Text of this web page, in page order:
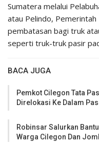
Sumatera melalui
atau Pelindo,
pembatasan bagi truk
seperti truk-truk pasir
BACA JUGA
Pemkot Cilegon Tata
Direlokasi Ke Dalam
Robinsar Salurkan
Warga Cilegon Dan